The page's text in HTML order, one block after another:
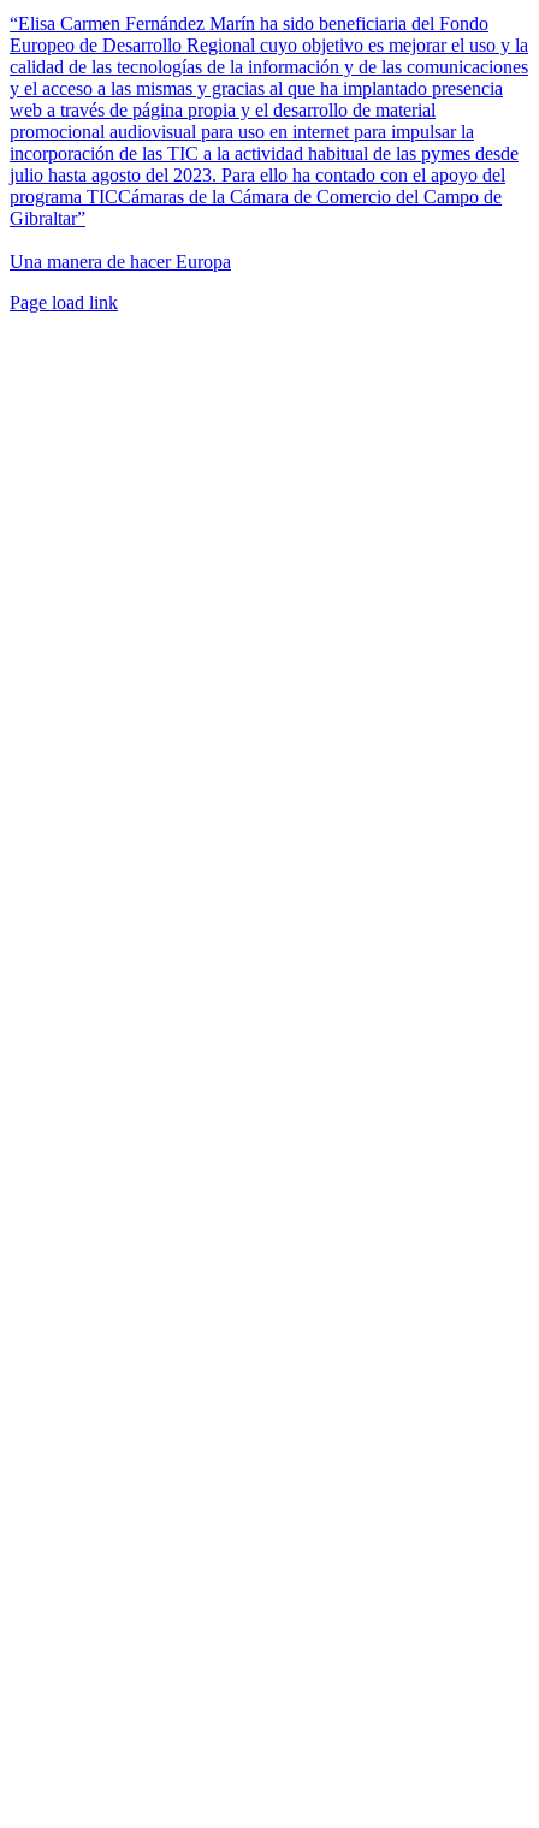
“Elisa Carmen Fernández Marín ha sido beneficiaria del Fondo
Europeo de Desarrollo Regional cuyo objetivo es mejorar el uso y la
calidad de las tecnologías de la información y de las comunicaciones
y el acceso a las mismas y gracias al que ha implantado presencia
web a través de página propia y el desarrollo de material
promocional audiovisual para uso en internet para impulsar la
incorporación de las TIC a la actividad habitual de las pymes desde
julio hasta agosto del 2023. Para ello ha contado con el apoyo del
programa TICCámaras de la Cámara de Comercio del Campo de
Gibraltar”
Una manera de hacer Europa
Facebook
Twitter
Instagram
Pinterest
Page load link